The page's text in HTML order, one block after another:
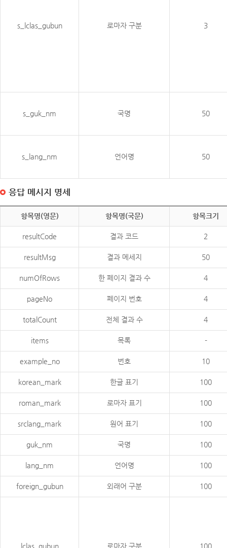
s_lclas_gubun 로마자 구분 3
s_guk_nm 국명 50
s_lang_nm 언어명 50
응답 메시지 명세
항목명(영문) 항목명(국문) 항목크기
resultCode 결과 코드 2
resultMsg 결과 메세지 50
numOfRows 한 페이지 결과 수 4
pageNo 페이지 번호 4
totalCount 전체 결과 수 4
items 목록 -
example_no 번호 10
korean_mark 한글 표기 100
roman_mark 로마자 표기 100
srclang_mark 원어 표기 100
guk_nm 국명 100
lang_nm 언어명 100
foreign_gubun 외래어 구분 100
lclas_gubun 로마자 구분 100